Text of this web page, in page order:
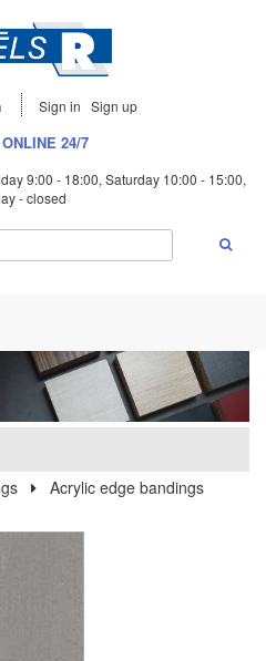
Sign in Sign up
24/7
9:00 - 18:00, Saturday 10:00 - 15:00,
- closed
Acrylic edge bandings